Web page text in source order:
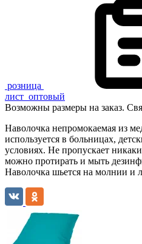
розница
лист оптовый
Возможны размеры на заказ.
Наволочка непромокаемая из
используется в больницах,
условиях. Не пропускает
можно протирать и мыть
Наволочка шьется на молнии и